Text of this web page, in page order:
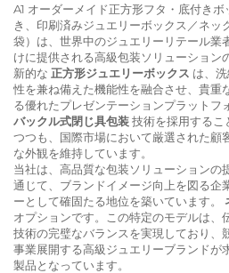
A1 オーダーメイド正方形フタ・底付き
き、印刷済みジュエリーボックス／ネッ
袋）は、世界中のジュエリーリテール業
けに提供される高級包装ソリューション
新的な 正方形ジュエリーボックス は、
性を兼ね備えた機能性を融合させ、貴重
る優れたプレゼンテーションプラットフ
バックル式閉じ具包装技術を採用するこ
つつも、国際市場において厳選された顧
な外観を維持しています。
当社は、高品質な包装ソリューションの
通じて、ブランドイメージ向上を図る企
ーとして確固たる地位を築いています。
オプションです。この特定のモデルは、
技術の完璧なバランスを実現しており、
事業展開する高級ジュエリーブランドが
製品となっています。